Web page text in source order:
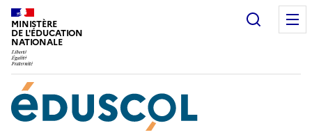
Gestion de vos préférences sur les cookies
MINISTÈRE
DE L'ÉDUCATION
NATIONALE